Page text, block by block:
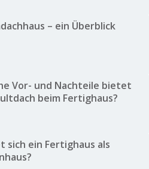
– ein Überblick
Vor- und Nachteile bietet
beim Fertighaus?
sich ein Fertighaus als